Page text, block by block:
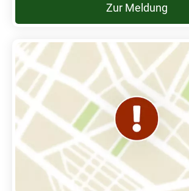
Zur Meldung